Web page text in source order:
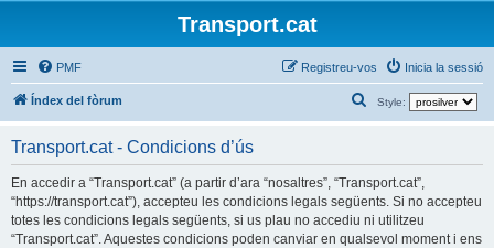
Transport.cat
PMF Inicia la sessió
Registreu-vos
Índex del fòrum Style:
e
c
a
Transport.cat - Condicions d’ús
En accedir a “Transport.cat” (a partir d’ara “nosaltres”, “Transport.cat”,
“https://transport.cat”), accepteu les condicions legals següents. Si no accepteu
totes les condicions legals següents, si us plau no accediu ni utilitzeu
“Transport.cat”. Aquestes condicions poden canviar en qualsevol moment i ens